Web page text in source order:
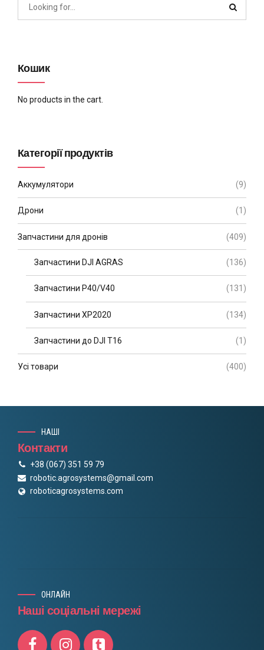
Кошик
No products in the cart.
Категорії продуктів
Аккумулятори (9)
Дрони (1)
Запчастини для дронів (409)
Запчастини DJI AGRAS (136)
Запчастини P40/V40 (131)
Запчастини XP2020 (134)
Запчастини до DJI T16 (1)
Усі товари (400)
НАШІ
Контакти
+38 (067) 351 59 79
robotic.agrosystems@gmail.com
roboticagrosystems.com
ОНЛАЙН
Наші соціальні мережі